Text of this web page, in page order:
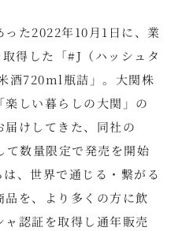
た2022年10月1日に、業
得した「#J（ハッシュタ
酒720ml瓶詰」。大関株
しい暮らしの大関」の
届けしてきた、同社の
て数量限定で発売を開始
、世界で通じる・繋がる
を、より多くの方に飲
認証を取得し通年販売